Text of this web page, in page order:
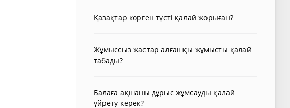
Қазақтар көрген түсті қалай жорыған?
Жұмыссыз жастар алғашқы жұмысты қалай
табады?
Балаға ақшаны дұрыс жұмсауды қалай
үйрету керек?